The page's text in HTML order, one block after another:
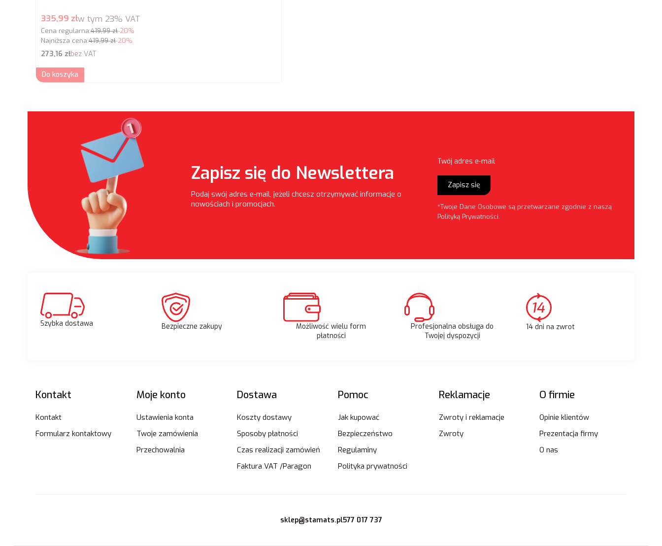
Cena promocyjna brutto
335,99 złw tym 23% VAT
Cena regularna:419,99 zł-20%
Najniższa cena:419,99 zł-20%
Cena netto
273,16 złbez VAT
Do koszyka
Zapisz się do Newslettera
Podaj swój adres e-mail, jeżeli chcesz otrzymywać informacje o
nowościach i promocjach.
Twój adres e-mail
Zapisz się
*Twoje Dane Osobowe są przetwarzane zgodnie z naszą
Polityką Prywatności.
Szybka dostawa Bezpieczne zakupy
Możliwość wielu form
płatności
Profesjonalna obsługa do
Twojej dyspozycji
14 dni na zwrot
Linki w stopce
Kontakt
Kontakt
Formularz kontaktowy
Moje konto
Ustawienia konta
Twoje zamówienia
Przechowalnia
Dostawa
Koszty dostawy
Sposoby płatności
Czas realizacji zamówień
Faktura VAT /Paragon
Pomoc
Jak kupować
Bezpieczeństwo
Regulaminy
Polityka prywatności
Reklamacje
Zwroty i reklamacje
Zwroty
O firmie
Opinie klientów
Prezentacja firmy
O nas
sklep@stamats.pl577 017 737